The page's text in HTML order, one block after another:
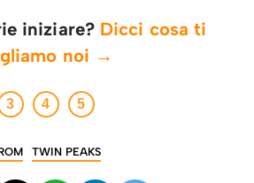
iniziare? Dicci cosa ti
noi →
3 4 5
TWIN PEAKS